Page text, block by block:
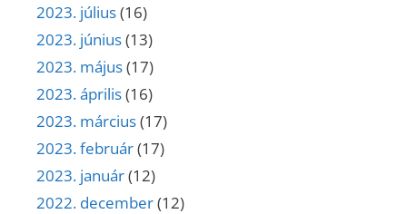
2023. július(16)
2023. június(13)
2023. május(17)
2023. április(16)
2023. március(17)
2023. február(17)
2023. január(12)
2022. december(12)